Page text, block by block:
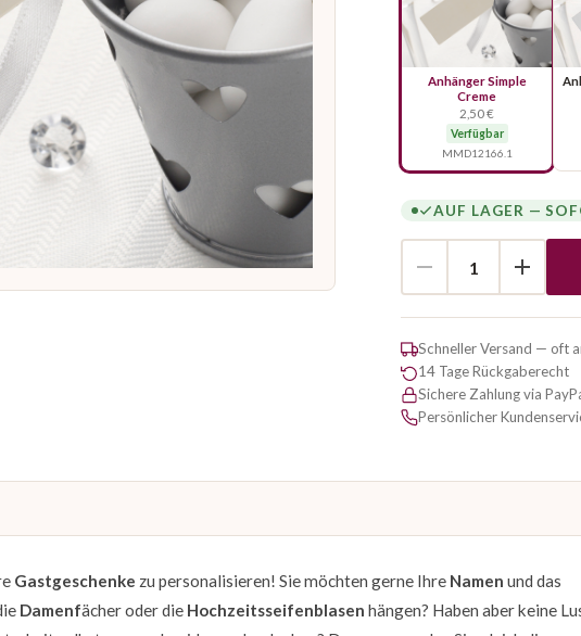
Anhänger Simple
Creme
2,50 €
Verfügbar
MMD12166.1
AUF LAGER —
Schneller Versand — oft
14 Tage Rückgaberecht
Sichere Zahlung via
Persönlicher
Gastgeschenke zu personalisieren! Sie möchten gerne Ihre Namen und das
Damenfächer oder die Hochzeitsseifenblasen hängen? Haben aber keine